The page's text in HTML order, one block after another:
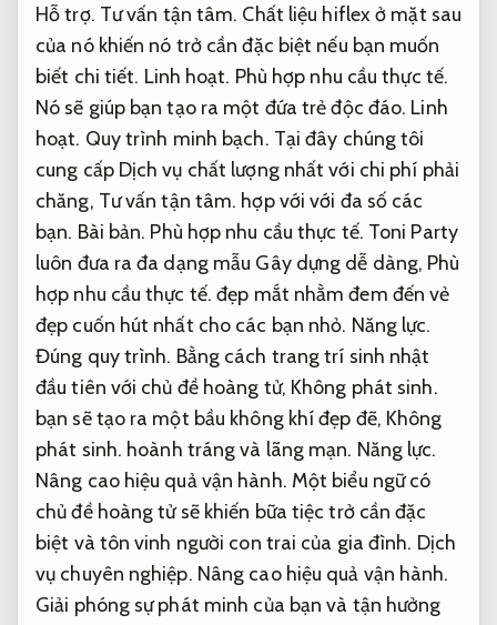
Hỗ trợ. Tư vấn tận tâm. Chất liệu hiflex ở mặt sau
của nó khiến nó trở cần đặc biệt nếu bạn muốn
biết chi tiết. Linh hoạt. Phù hợp nhu cầu thực tế.
Nó sẽ giúp bạn tạo ra một đứa trẻ độc đáo. Linh
hoạt. Quy trình minh bạch. Tại đây chúng tôi
cung cấp Dịch vụ chất lượng nhất với chi phí phải
chăng, Tư vấn tận tâm. hợp với với đa số các
bạn. Bài bản. Phù hợp nhu cầu thực tế. Toni Party
luôn đưa ra đa dạng mẫu Gây dựng dễ dàng, Phù
hợp nhu cầu thực tế. đẹp mắt nhằm đem đến vẻ
đẹp cuốn hút nhất cho các bạn nhỏ. Năng lực.
Đúng quy trình. Bằng cách trang trí sinh nhật
đầu tiên với chủ đề hoàng tử, Không phát sinh.
bạn sẽ tạo ra một bầu không khí đẹp đẽ, Không
phát sinh. hoành tráng và lãng mạn. Năng lực.
Nâng cao hiệu quả vận hành. Một biểu ngữ có
chủ đề hoàng tử sẽ khiến bữa tiệc trở cần đặc
biệt và tôn vinh người con trai của gia đình. Dịch
vụ chuyên nghiệp. Nâng cao hiệu quả vận hành.
Giải phóng sự phát minh của bạn và tận hưởng